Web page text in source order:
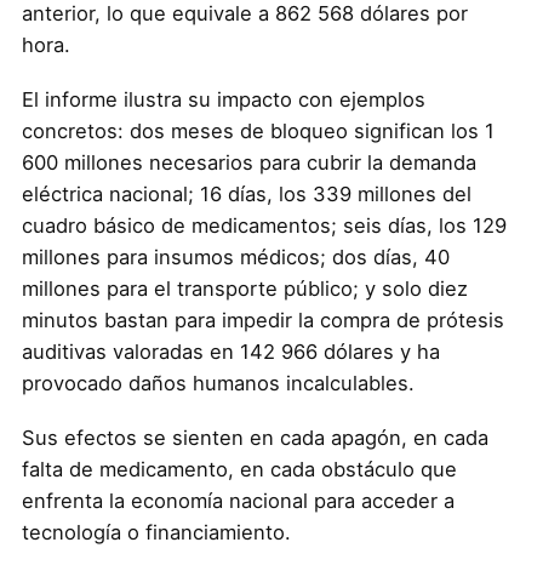
anterior, lo que equivale a 862 568 dólares por
hora.
El informe ilustra su impacto con ejemplos
concretos: dos meses de bloqueo significan los 1
600 millones necesarios para cubrir la demanda
eléctrica nacional; 16 días, los 339 millones del
cuadro básico de medicamentos; seis días, los 129
millones para insumos médicos; dos días, 40
millones para el transporte público; y solo diez
minutos bastan para impedir la compra de prótesis
auditivas valoradas en 142 966 dólares y ha
provocado daños humanos incalculables.
Sus efectos se sienten en cada apagón, en cada
falta de medicamento, en cada obstáculo que
enfrenta la economía nacional para acceder a
tecnología o financiamiento.